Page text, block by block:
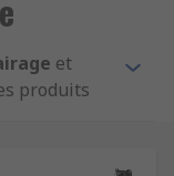
et
produits